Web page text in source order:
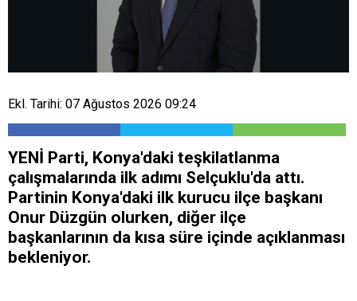
Ekl. Tarihi: 07 Ağustos 2026 09:24
YENİ Parti, Konya'daki teşkilatlanma
çalışmalarında ilk adımı Selçuklu'da attı.
Partinin Konya'daki ilk kurucu ilçe başkanı
Onur Düzgün olurken, diğer ilçe
başkanlarının da kısa süre içinde açıklanması
bekleniyor.